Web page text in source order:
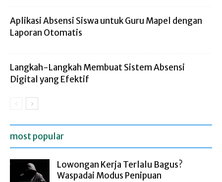
Aplikasi Absensi Siswa untuk Guru Mapel dengan
Laporan Otomatis
Langkah-Langkah Membuat Sistem Absensi
Digital yang Efektif
most popular
Lowongan Kerja Terlalu Bagus?
Waspadai Modus Penipuan